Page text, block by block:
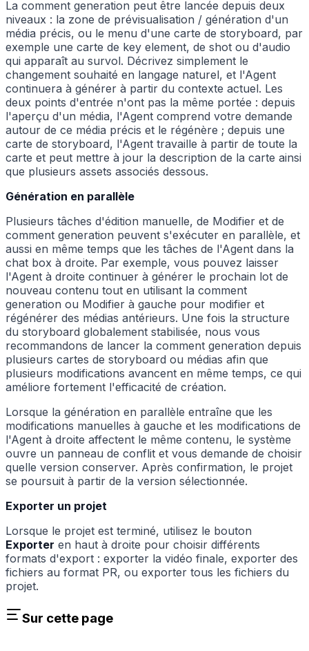
La comment generation peut être lancée depuis deux
niveaux : la zone de prévisualisation / génération d'un
média précis, ou le menu d'une carte de storyboard, par
exemple une carte de key element, de shot ou d'audio
qui apparaît au survol. Décrivez simplement le
changement souhaité en langage naturel, et l'Agent
continuera à générer à partir du contexte actuel. Les
deux points d'entrée n'ont pas la même portée : depuis
l'aperçu d'un média, l'Agent comprend votre demande
autour de ce média précis et le régénère ; depuis une
carte de storyboard, l'Agent travaille à partir de toute la
carte et peut mettre à jour la description de la carte ainsi
que plusieurs assets associés dessous.
Génération en parallèle
Plusieurs tâches d'édition manuelle, de Modifier et de
comment generation peuvent s'exécuter en parallèle, et
aussi en même temps que les tâches de l'Agent dans la
chat box à droite. Par exemple, vous pouvez laisser
l'Agent à droite continuer à générer le prochain lot de
nouveau contenu tout en utilisant la comment
generation ou Modifier à gauche pour modifier et
régénérer des médias antérieurs. Une fois la structure
du storyboard globalement stabilisée, nous vous
recommandons de lancer la comment generation depuis
plusieurs cartes de storyboard ou médias afin que
plusieurs modifications avancent en même temps, ce qui
améliore fortement l'efficacité de création.
Lorsque la génération en parallèle entraîne que les
modifications manuelles à gauche et les modifications de
l'Agent à droite affectent le même contenu, le système
ouvre un panneau de conflit et vous demande de choisir
quelle version conserver. Après confirmation, le projet
se poursuit à partir de la version sélectionnée.
Exporter un projet
Lorsque le projet est terminé, utilisez le bouton
Exporter en haut à droite pour choisir différents
formats d'export : exporter la vidéo finale, exporter des
fichiers au format PR, ou exporter tous les fichiers du
projet.
Sur cette page